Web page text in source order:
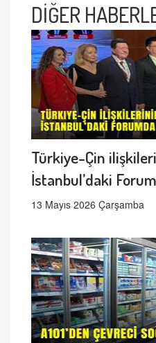
DİĞER
Türkiye-Çin
İstanbul’daki
13 Mayıs 2026 Çarşamba